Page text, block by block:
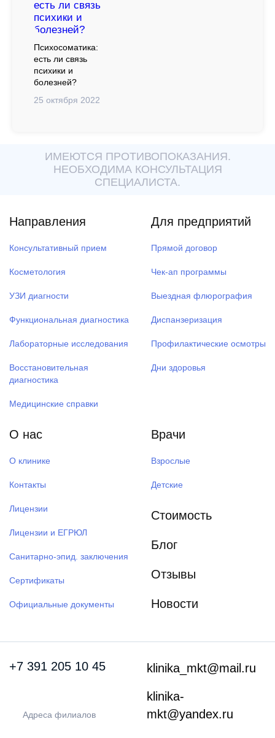
Психосоматика:
есть ли связь
психики и
болезней?
25 октября 2022
ИМЕЮТСЯ ПРОТИВОПОКАЗАНИЯ.
НЕОБХОДИМА КОНСУЛЬТАЦИЯ
СПЕЦИАЛИСТА.
Направления
Консультативный прием
Косметология
УЗИ диагности
Функциональная диагностика
Лабораторные исследования
Восстановительная
диагностика
Медицинские справки
Для предприятий
Прямой договор
Чек-ап программы
Выездная флюрография
Диспанзеризация
Профилактические осмотры
Дни здоровья
О нас
О клинике
Контакты
Лицензии
Лицензии и ЕГРЮЛ
Санитарно-эпид. заключения
Сертификаты
Официальные документы
Врачи
Взрослые
Детские
Стоимость
Блог
Отзывы
Новости
+7 391 205 10 45
Адреса филиалов
klinika_mkt@mail.ru
klinika-
mkt@yandex.ru